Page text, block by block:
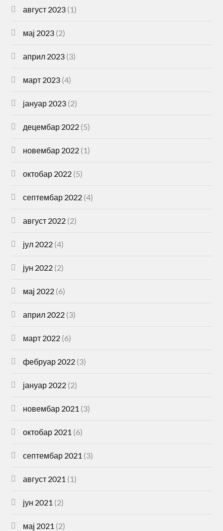
август 2023 (1)
мај 2023 (2)
април 2023 (3)
март 2023 (4)
јануар 2023 (2)
децембар 2022 (5)
новембар 2022 (1)
октобар 2022 (5)
септембар 2022 (4)
август 2022 (2)
јул 2022 (4)
јун 2022 (2)
мај 2022 (6)
април 2022 (3)
март 2022 (6)
фебруар 2022 (3)
јануар 2022 (2)
новембар 2021 (3)
октобар 2021 (6)
септембар 2021 (3)
август 2021 (1)
јун 2021 (2)
мај 2021 (2)